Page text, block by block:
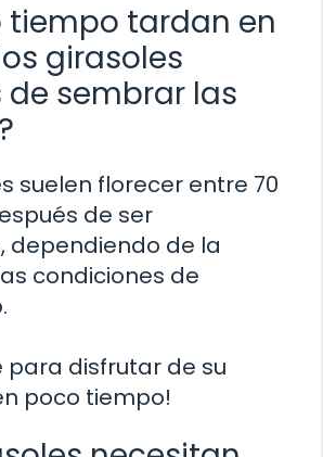
tiempo tardan en
girasoles
de sembrar las
suelen florecer entre 70
de ser
dependiendo de la
condiciones de
para disfrutar de su
poco tiempo!